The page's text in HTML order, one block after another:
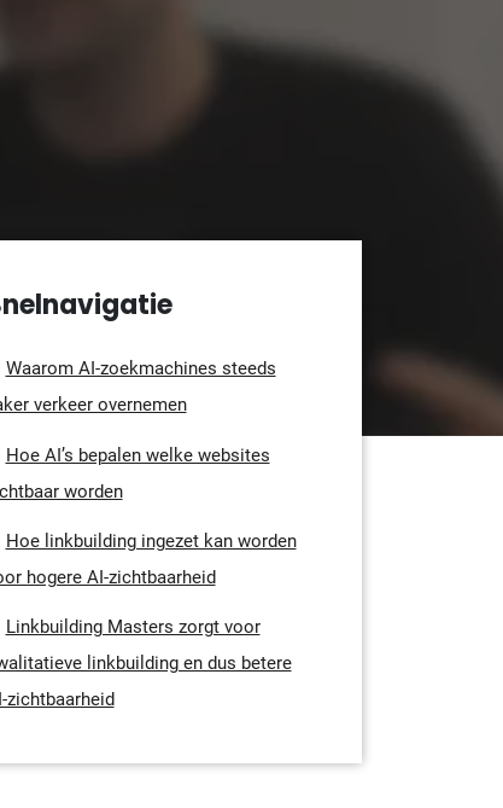
Waarom AI-zoekmachines steeds
verkeer overnemen
Hoe AI’s bepalen welke websites
worden
Hoe linkbuilding ingezet kan worden
hogere AI-zichtbaarheid
Linkbuilding Masters zorgt voor
linkbuilding en dus betere
zichtbaarheid